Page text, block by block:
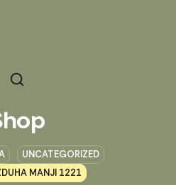
UNCATEGORIZED
MANJI 1221